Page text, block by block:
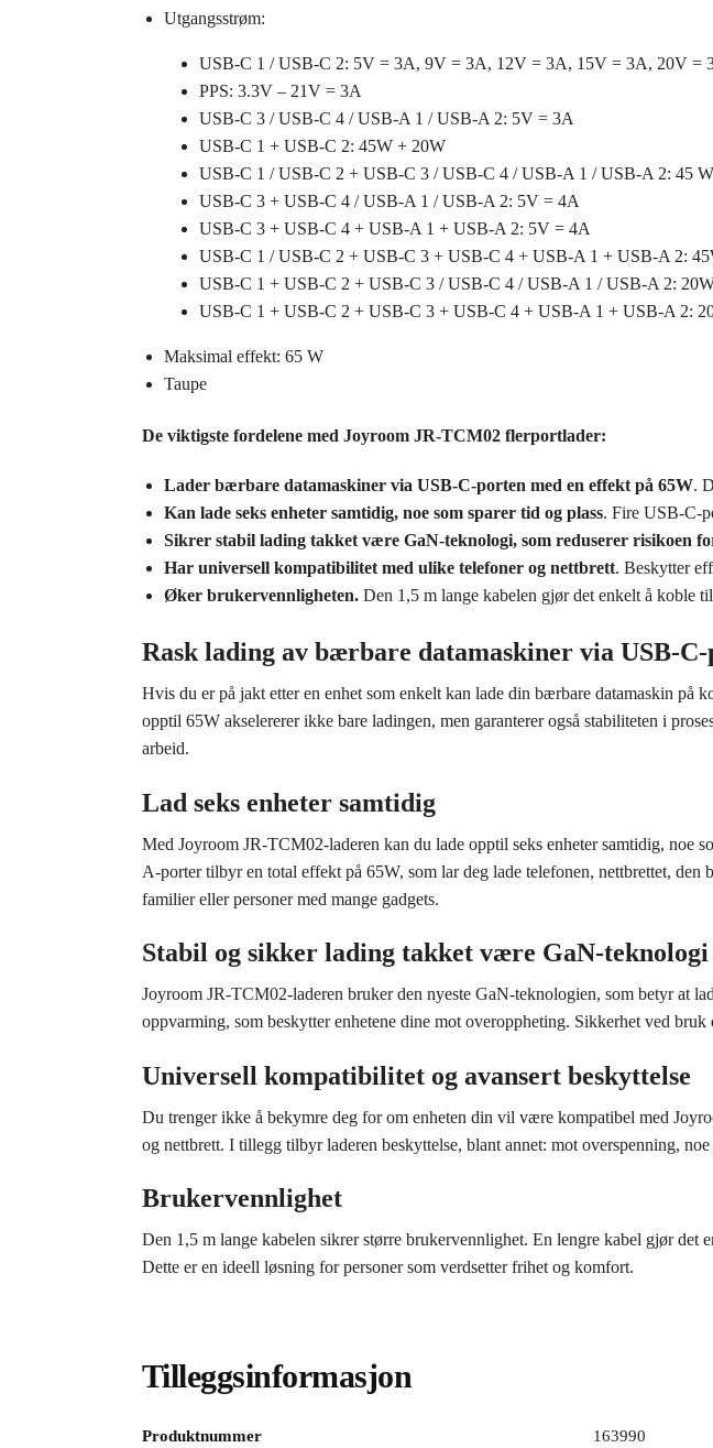
Utgangsstrøm:
USB-C 1 / USB-C 2: 5V = 3A, 9V = 3A, 12V = 3A, 15V = 3A, 20V =
PPS: 3.3V – 21V = 3A
USB-C 3 / USB-C 4 / USB-A 1 / USB-A 2: 5V = 3A
USB-C 1 + USB-C 2: 45W + 20W
USB-C 1 / USB-C 2 + USB-C 3 / USB-C 4 / USB-A 1 / USB-A 2: 45
USB-C 3 + USB-C 4 / USB-A 1 / USB-A 2: 5V = 4A
USB-C 3 + USB-C 4 + USB-A 1 + USB-A 2: 5V = 4A
USB-C 1 / USB-C 2 + USB-C 3 + USB-C 4 + USB-A 1 + USB-A 2:
USB-C 1 + USB-C 2 + USB-C 3 / USB-C 4 / USB-A 1 / USB-A 2:
USB-C 1 + USB-C 2 + USB-C 3 + USB-C 4 + USB-A 1 + USB-A 2:
Maksimal effekt: 65 W
Taupe
De viktigste fordelene med Joyroom JR-TCM02 flerportlader:
Lader bærbare datamaskiner via USB-C-porten med en effekt på 65W.
Kan lade seks enheter samtidig, noe som sparer tid og plass. Fire USB-C-
Sikrer stabil lading takket være GaN-teknologi, som reduserer risikoen
Har universell kompatibilitet med ulike telefoner og nettbrett. Beskytter
Øker brukervennligheten.Den 1,5 m lange kabelen gjør det enkelt å koble
Rask lading av bærbare datamaskiner via USB-
Hvis du er på jakt etter en enhet som enkelt kan lade din bærbare datamaskin
opptil 65W akselererer ikke bare ladingen, men garanterer også stabiliteten i
arbeid.
Lad seks enheter samtidig
Med Joyroom JR-TCM02-laderen kan du lade opptil seks enheter samtidig,
A-porter tilbyr en total effekt på 65W, som lar deg lade telefonen, nettbrettet,
familier eller personer med mange gadgets.
Stabil og sikker lading takket være GaN-teknologi
Joyroom JR-TCM02-laderen bruker den nyeste GaN-teknologien, som betyr at
oppvarming, som beskytter enhetene dine mot overoppheting. Sikkerhet ved bruk
Universell kompatibilitet og avansert beskyttelse
Du trenger ikke å bekymre deg for om enheten din vil være kompatibel med
og nettbrett. I tillegg tilbyr laderen beskyttelse, blant annet: mot overspenning,
Brukervennlighet
Den 1,5 m lange kabelen sikrer større brukervennlighet. En lengre kabel gjør det
Dette er en ideell løsning for personer som verdsetter frihet og komfort.
Tilleggsinformasjon
Produktnummer 163990